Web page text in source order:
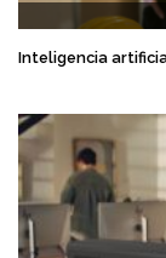
Inteligencia